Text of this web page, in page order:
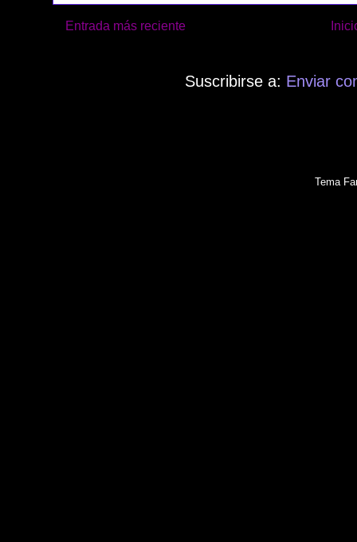
Entrada más reciente
Suscribirse a: Enviar
Tema